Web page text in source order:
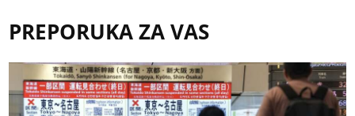
PREPORUKA ZA VAS